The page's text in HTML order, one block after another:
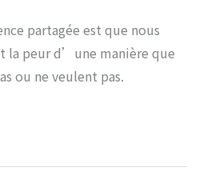
partagée est que nous
la peur d’une manière que
ou ne veulent pas.